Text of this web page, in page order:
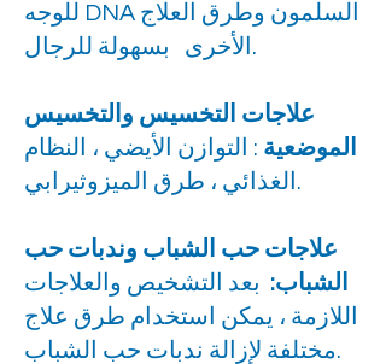
للوجه DNA السلمون وطرق العلاج
الأخرى بسهولة للرجال.
علاجات التخسيس والتخسيس
الموضعية : التوازن الأيضي ، النظام
الغذائي ، طرق الميزوثيرابي.
علاجات حب الشباب وندبات حب
الشباب: بعد التشخيص والعلاجات
اللازمة ، يمكن استخدام طرق علاج
مختلفة لإزالة ندبات حب الشباب.